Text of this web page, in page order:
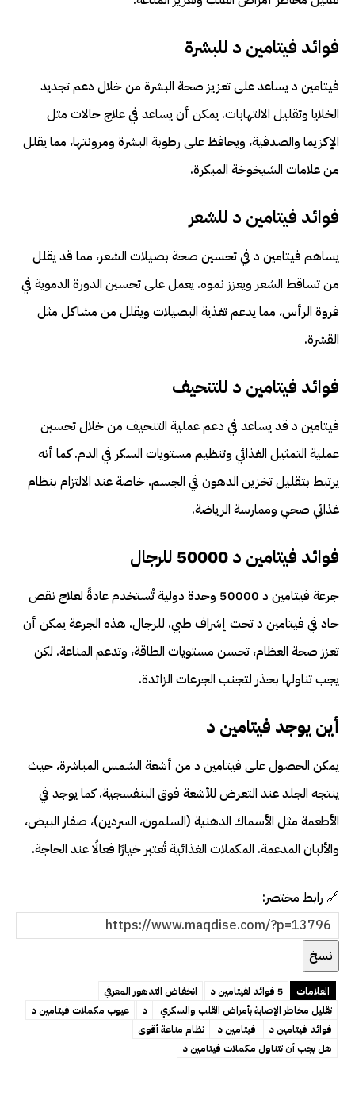
فوائد فيتامين د للبشرة
فيتامين د يساعد على تعزيز صحة البشرة من خلال دعم تجديد
الخلايا وتقليل الالتهابات. يمكن أن يساعد في علاج حالات مثل
الإكزيما والصدفية، ويحافظ على رطوبة البشرة ومرونتها، مما يقلل
من علامات الشيخوخة المبكرة.
فوائد فيتامين د للشعر
يساهم فيتامين د في تحسين صحة بصيلات الشعر، مما قد يقلل
من تساقط الشعر ويعزز نموه. يعمل على تحسين الدورة الدموية في
فروة الرأس، مما يدعم تغذية البصيلات ويقلل من مشاكل مثل
القشرة.
فوائد فيتامين د للتنحيف
فيتامين د قد يساعد في دعم عملية التنحيف من خلال تحسين
عملية التمثيل الغذائي وتنظيم مستويات السكر في الدم. كما أنه
يرتبط بتقليل تخزين الدهون في الجسم، خاصة عند الالتزام بنظام
غذائي صحي وممارسة الرياضة.
فوائد فيتامين د 50000 للرجال
جرعة فيتامين د 50000 وحدة دولية تُستخدم عادةً لعلاج نقص
حاد في فيتامين د تحت إشراف طبي. للرجال، هذه الجرعة يمكن أن
تعزز صحة العظام، تحسن مستويات الطاقة، وتدعم المناعة. لكن
يجب تناولها بحذر لتجنب الجرعات الزائدة.
أين يوجد فيتامين د
يمكن الحصول على فيتامين د من أشعة الشمس المباشرة، حيث
ينتجه الجلد عند التعرض للأشعة فوق البنفسجية. كما يوجد في
الأطعمة مثل الأسماك الدهنية (السلمون، السردين)، صفار البيض،
والألبان المدعمة. المكملات الغذائية تُعتبر خيارًا فعالًا عند الحاجة.
🔗 رابط مختصر:
نسخ
العلامات 5 فوائد لفيتامين د
انخفاض التدهور المعرفي
تقليل مخاطر الإصابة بأمراض القلب والسكري
د
عيوب مكملات فيتامين د
فوائد فيتامين د
فيتامين د
نظام مناعة أقوى
هل يجب أن تتناول مكملات فيتامين د